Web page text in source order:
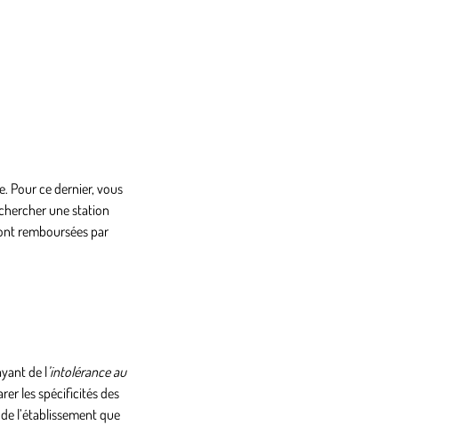
Pour ce dernier, vous
une station
remboursées par
de l’intolérance au
les spécificités des
l’établissement que